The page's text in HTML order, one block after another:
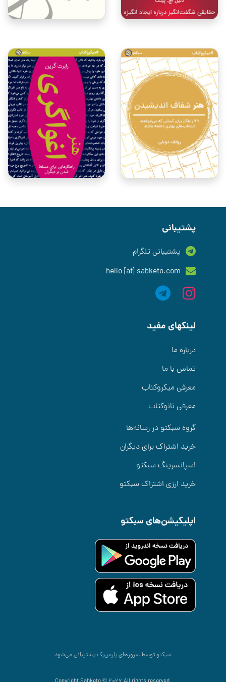
پشتیبانی
پشتیبانی تلگرام
hello [at] sabketo.com
لینکهای مفید
درباره ما
تماس با ما
معرفی میکروکتاب
معرفی نانوکتاب
گروه سبکتو در رسانه‌ها
خرید اشتراک برای دیگران
اسپانسرینگ سبکتو
خرید ارزی اشتراک سبکتو
اپلیکیشن‌های سبکتو
سبکتو توسط سرورهایپارس‌پکپشتیبانی می‌شود